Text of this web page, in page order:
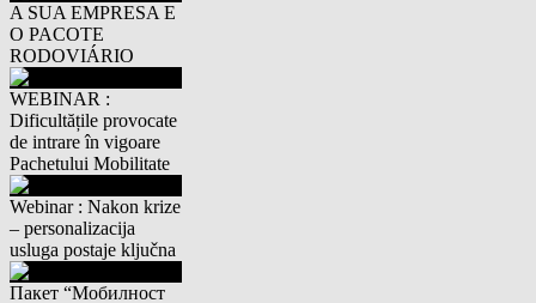
A SUA EMPRESA E
O PACOTE
RODOVIÁRIO
WEBINAR :
Dificultățile provocate
de intrare în vigoare
Pachetului Mobilitate
Webinar : Nakon krize
– personalizacija
usluga postaje ključna
Пакет “Мобилност